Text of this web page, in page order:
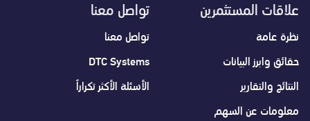
علاقات المستثمرين
نظرة عامة
حقائق وابرز البيانات
النتائج والتقارير
معلومات عن السهم
تواصل معنا
تواصل معنا
DTC Systems
الأسئلة الأكثر تكراراً